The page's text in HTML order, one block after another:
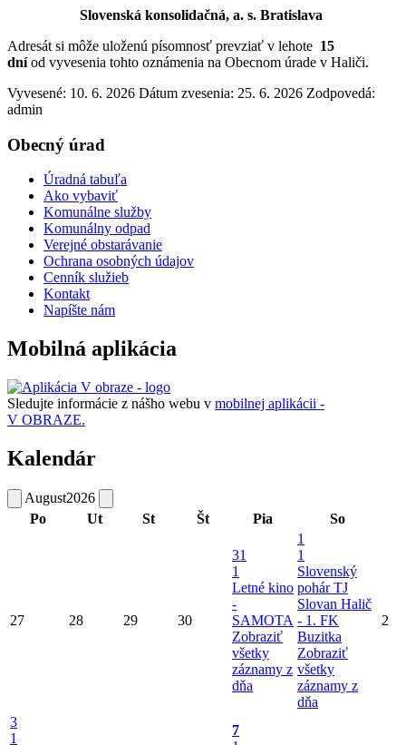
Slovenská konsolidačná, a. s. Bratislava
Adresát si môže uloženú písomnosť prevziať v lehote 15
dníod vyvesenia tohto oznámenia na Obecnom úrade v Haliči.
Vyvesené: 10. 6. 2026 Dátum zvesenia: 25. 6. 2026 Zodpovedá:
admin
Obecný úrad
Úradná tabuľa
Ako vybaviť
Komunálne služby
Komunálny odpad
Verejné obstarávanie
Ochrana osobných údajov
Cenník služieb
Kontakt
Napíšte nám
Mobilná aplikácia
Sledujte informácie z nášho webu v mobilnej aplikácii -
V OBRAZE.
Kalendár
August2026
Po
Ut St Št Pia So
27 28 29 30
31
1
Letné kino
-
SAMOTA
Zobraziť
všetky
záznamy z
dňa
1
1
Slovenský
pohár TJ
Slovan Halič
- 1. FK
Buzitka
Zobraziť
všetky
záznamy z
dňa
2
3
1
7